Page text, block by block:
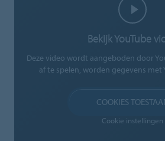
Bekijk YouTube
Deze video wordt aangeboden door
af te spelen, worden gegevens met
COOKIES
Cookie instellingen